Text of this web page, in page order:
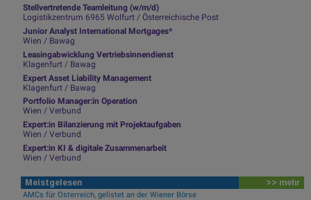
Stellvertretende Teamleitung (w/m/d)
Logistikzentrum 6965 Wolfurt / Österreichische Post
Junior Analyst International Mortgages*
Wien / Bawag
Leasingabwicklung Vertriebsinnendienst
Klagenfurt / Bawag
Expert Asset Liability Management
Klagenfurt / Bawag
Portfolio Manager:in Operation
Wien / Verbund
Expert:in Bilanzierung mit Projektaufgaben
Wien / Verbund
Expert:in KI & digitale Zusammenarbeit
Wien / Verbund
Meistgelesen >> mehr
AMCs für Österreich, gelistet an der Wiener Börse